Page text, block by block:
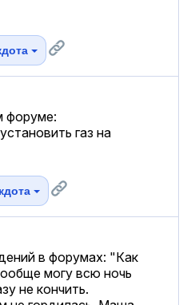
форуме:
газ на
в форумах: "Как
могу всю ночь
не кончить.